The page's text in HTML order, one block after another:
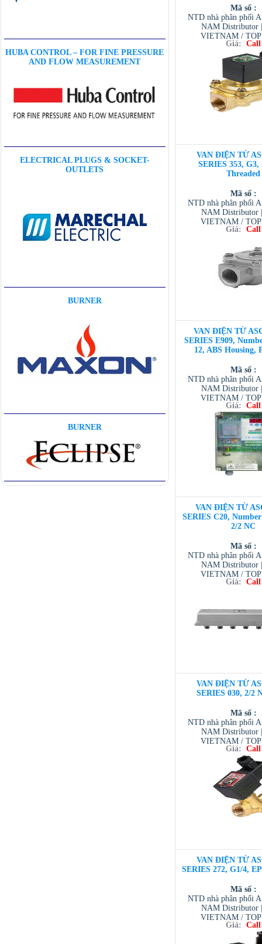
HUBA CONTROL – FOR FINE PRESSURE
AND FLOW MEASUREMENT
ELECTRICAL PLUGS & SOCKET-
OUTLETS
BURNER
BURNER
Mã số :
NTD nhà phân phối
NAM Distributor
VIETNAM /
VIETNAM /
/ TESCOM
Giá: Call
VAN ĐIỆN TỪ
SERIES 353, G3,
Threaded
Mã số :
NTD nhà phân phối
NAM Distributor
VIETNAM /
VIETNAM /Giá: Call
VAN ĐIỆN TỪ
SERIES E909,
12, ABS Housing,
Mã số :
NTD nhà phân phối
NAM Distributor
VIETNAM /
VIETNAM /
/ TESCOM
Giá: Call
VAN ĐIỆN TỪ
SERIES C20,
2/2 NC
Mã số :
NTD nhà phân phối
NAM Distributor
VIETNAM /
VIETNAM /Giá: Call
VAN ĐIỆN TỪ
SERIES 030, 2/2
Mã số :
NTD nhà phân phối
NAM Distributor
VIETNAM /
VIETNAM /
/ TESCOM
Giá: Call
VAN ĐIỆN TỪ
SERIES 272, G1/4,
Mã số :
NTD nhà phân phối
NAM Distributor
VIETNAM /
VIETNAM /
/ TESCOM
Giá: Call